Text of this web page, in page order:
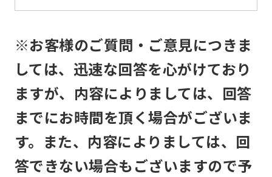
※お客様のご質問・ご意見につきま
しては、迅速な回答を心がけており
ますが、内容によりましては、回答
までにお時間を頂く場合がございま
す。また、内容によりましては、回
答できない場合もございますので予
the
Automatic